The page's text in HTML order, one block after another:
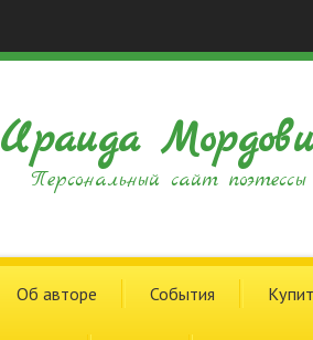
Ираида
Персональный сайт поэтессы
Об авторе События